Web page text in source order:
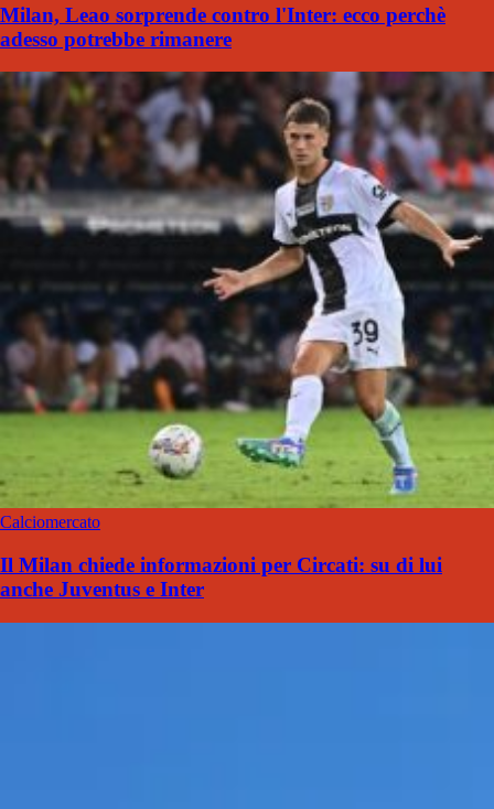
Milan, Leao sorprende contro l'Inter: ecco perchè
adesso potrebbe rimanere
Calciomercato
Il Milan chiede informazioni per Circati: su di lui
anche Juventus e Inter